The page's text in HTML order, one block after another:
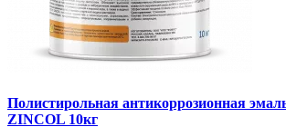
Полистирольная антикоррозионная
ZINCOL 10кг